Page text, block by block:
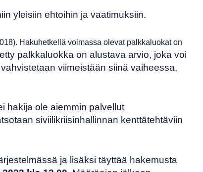
yleisiin ehtoihin ja vaatimuksiin.
. Hakuhetkellä voimassa olevat palkkaluokat on
palkkaluokka on alustava arvio, joka voi
viimeistään siinä vaiheessa,
hakija ole aiemmin palvellut
siviilikriisinhallinnan kenttätehtäviin
ja lisäksi täyttää hakemusta